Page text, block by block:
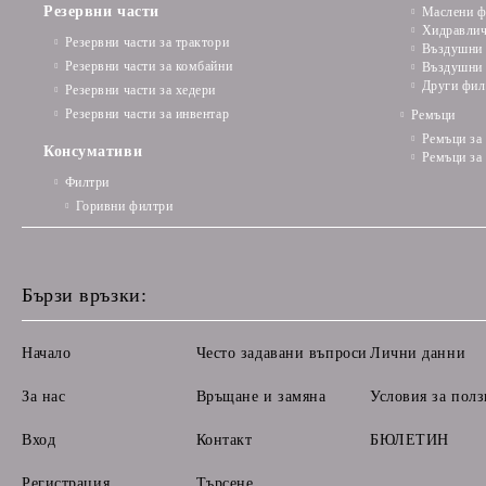
Резервни части
Резервни части за трактори
Резервни части за комбайни
Резервни части за хедери
Резервни части за инвентар
Консумативи
Филтри
Горивни филтри
Маслени
Въздушни
Въздушни
Други
Ремъци
Ремъци за
Ремъци
Бързи връзки:
Начало
За нас
Вход
Често задавани въпроси
Връщане и замяна
Контакт
Лични данни
Условия за
БЮЛЕТИН